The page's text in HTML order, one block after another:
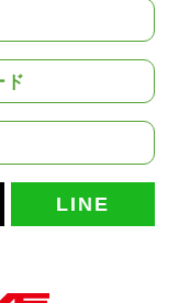
ド
LINE